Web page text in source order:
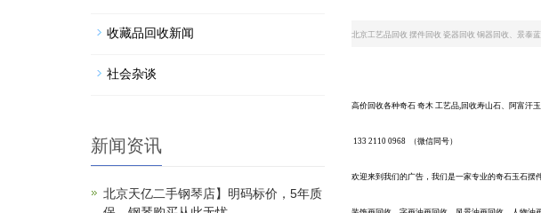
北京工艺品回收 摆件回收 瓷器回收 铜器回收、景泰
高价回收各种奇石 奇木 工艺品,回收寿山石、阿富汗
133 2110 0968 （微信同号）
欢迎来到我们的广告，我们是一家专业的奇石玉石摆
收藏品回收新闻
社会杂谈
新闻资讯
北京天亿二手钢琴店】明码标价，5年质